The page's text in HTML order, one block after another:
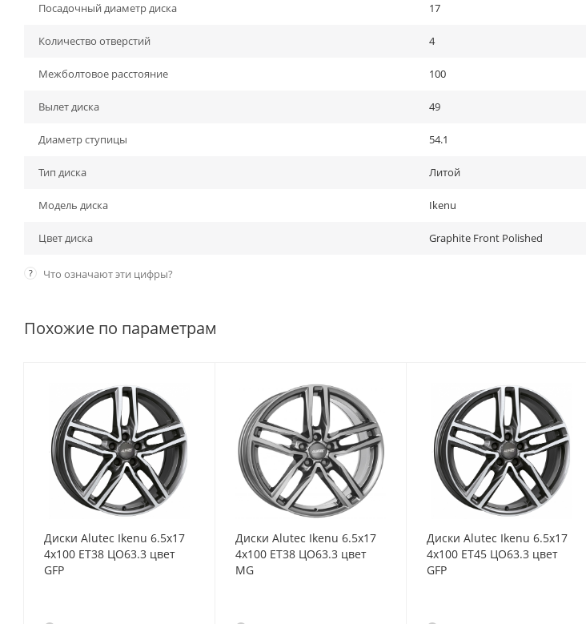
Посадочный диаметр диска 17
Количество отверстий 4
Межболтовое расстояние 100
Вылет диска 49
Диаметр ступицы 54.1
Тип диска Литой
Модель диска Ikenu
Цвет диска Graphite Front Polished
? Что означают эти цифры?
Похожие по параметрам
Диски Alutec Ikenu 6.5x17
4x100 ET38 ЦО63.3 цвет
GFP
Диски Alutec Ikenu 6.5x17
4x100 ET38 ЦО63.3 цвет
MG
Диски Alutec Ikenu 6.5x17
4x100 ET45 ЦО63.3 цвет
GFP